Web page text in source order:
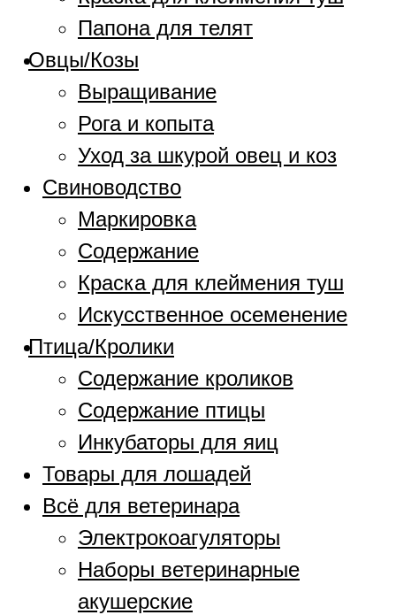
Папона для телят
Овцы/Козы
Выращивание
Рога и копыта
Уход за шкурой овец и коз
Свиноводство
Маркировка
Содержание
Краска для клеймения туш
Искусственное осеменение
Птица/Кролики
Содержание кроликов
Содержание птицы
Инкубаторы для яиц
Товары для лошадей
Всё для ветеринара
Электрокоагуляторы
Наборы ветеринарные
акушерские